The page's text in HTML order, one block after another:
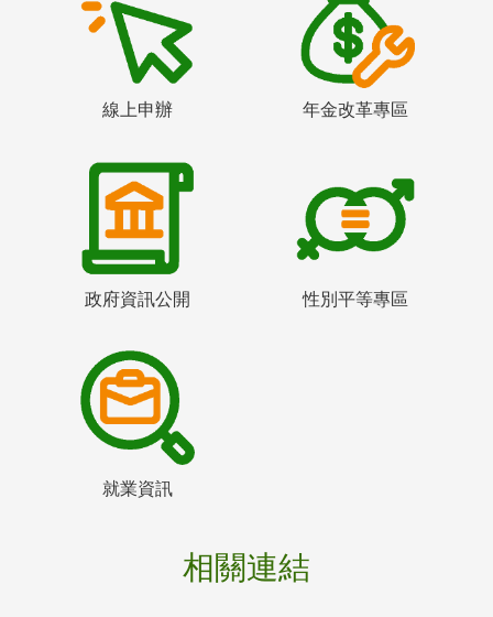
線上申辦 年金改革專區
政府資訊公開 性別平等專區
就業資訊
相關連結